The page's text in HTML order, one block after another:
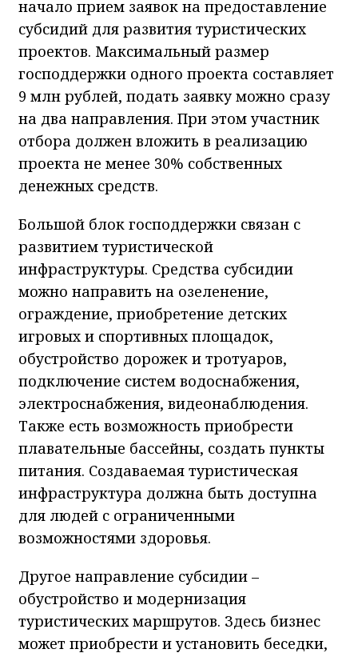
начало прием заявок на предоставление
субсидий для развития туристических
проектов. Максимальный размер
господдержки одного проекта составляет
9 млн рублей, подать заявку можно сразу
на два направления. При этом участник
отбора должен вложить в реализацию
проекта не менее 30% собственных
денежных средств.
Большой блок господдержки связан с
развитием туристической
инфраструктуры. Средства субсидии
можно направить на озеленение,
ограждение, приобретение детских
игровых и спортивных площадок,
обустройство дорожек и тротуаров,
подключение систем водоснабжения,
электроснабжения, видеонаблюдения.
Также есть возможность приобрести
плавательные бассейны, создать пункты
питания. Создаваемая туристическая
инфраструктура должна быть доступна
для людей с ограниченными
возможностями здоровья.
Другое направление субсидии –
обустройство и модернизация
туристических маршрутов. Здесь бизнес
может приобрести и установить беседки,